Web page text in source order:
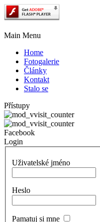
Main Menu
Home
Fotogalerie
Články
Kontakt
Stalo se
Přístupy
Facebook
Login
Uživatelské jméno
Heslo
Pamatuj si mne